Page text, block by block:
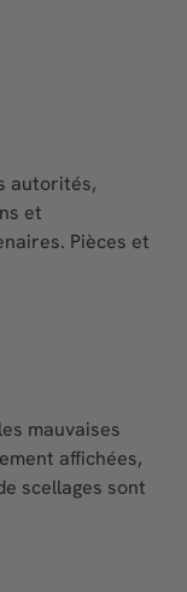
autorités,
et
Pièces et
mauvaises
affichées,
scellages sont